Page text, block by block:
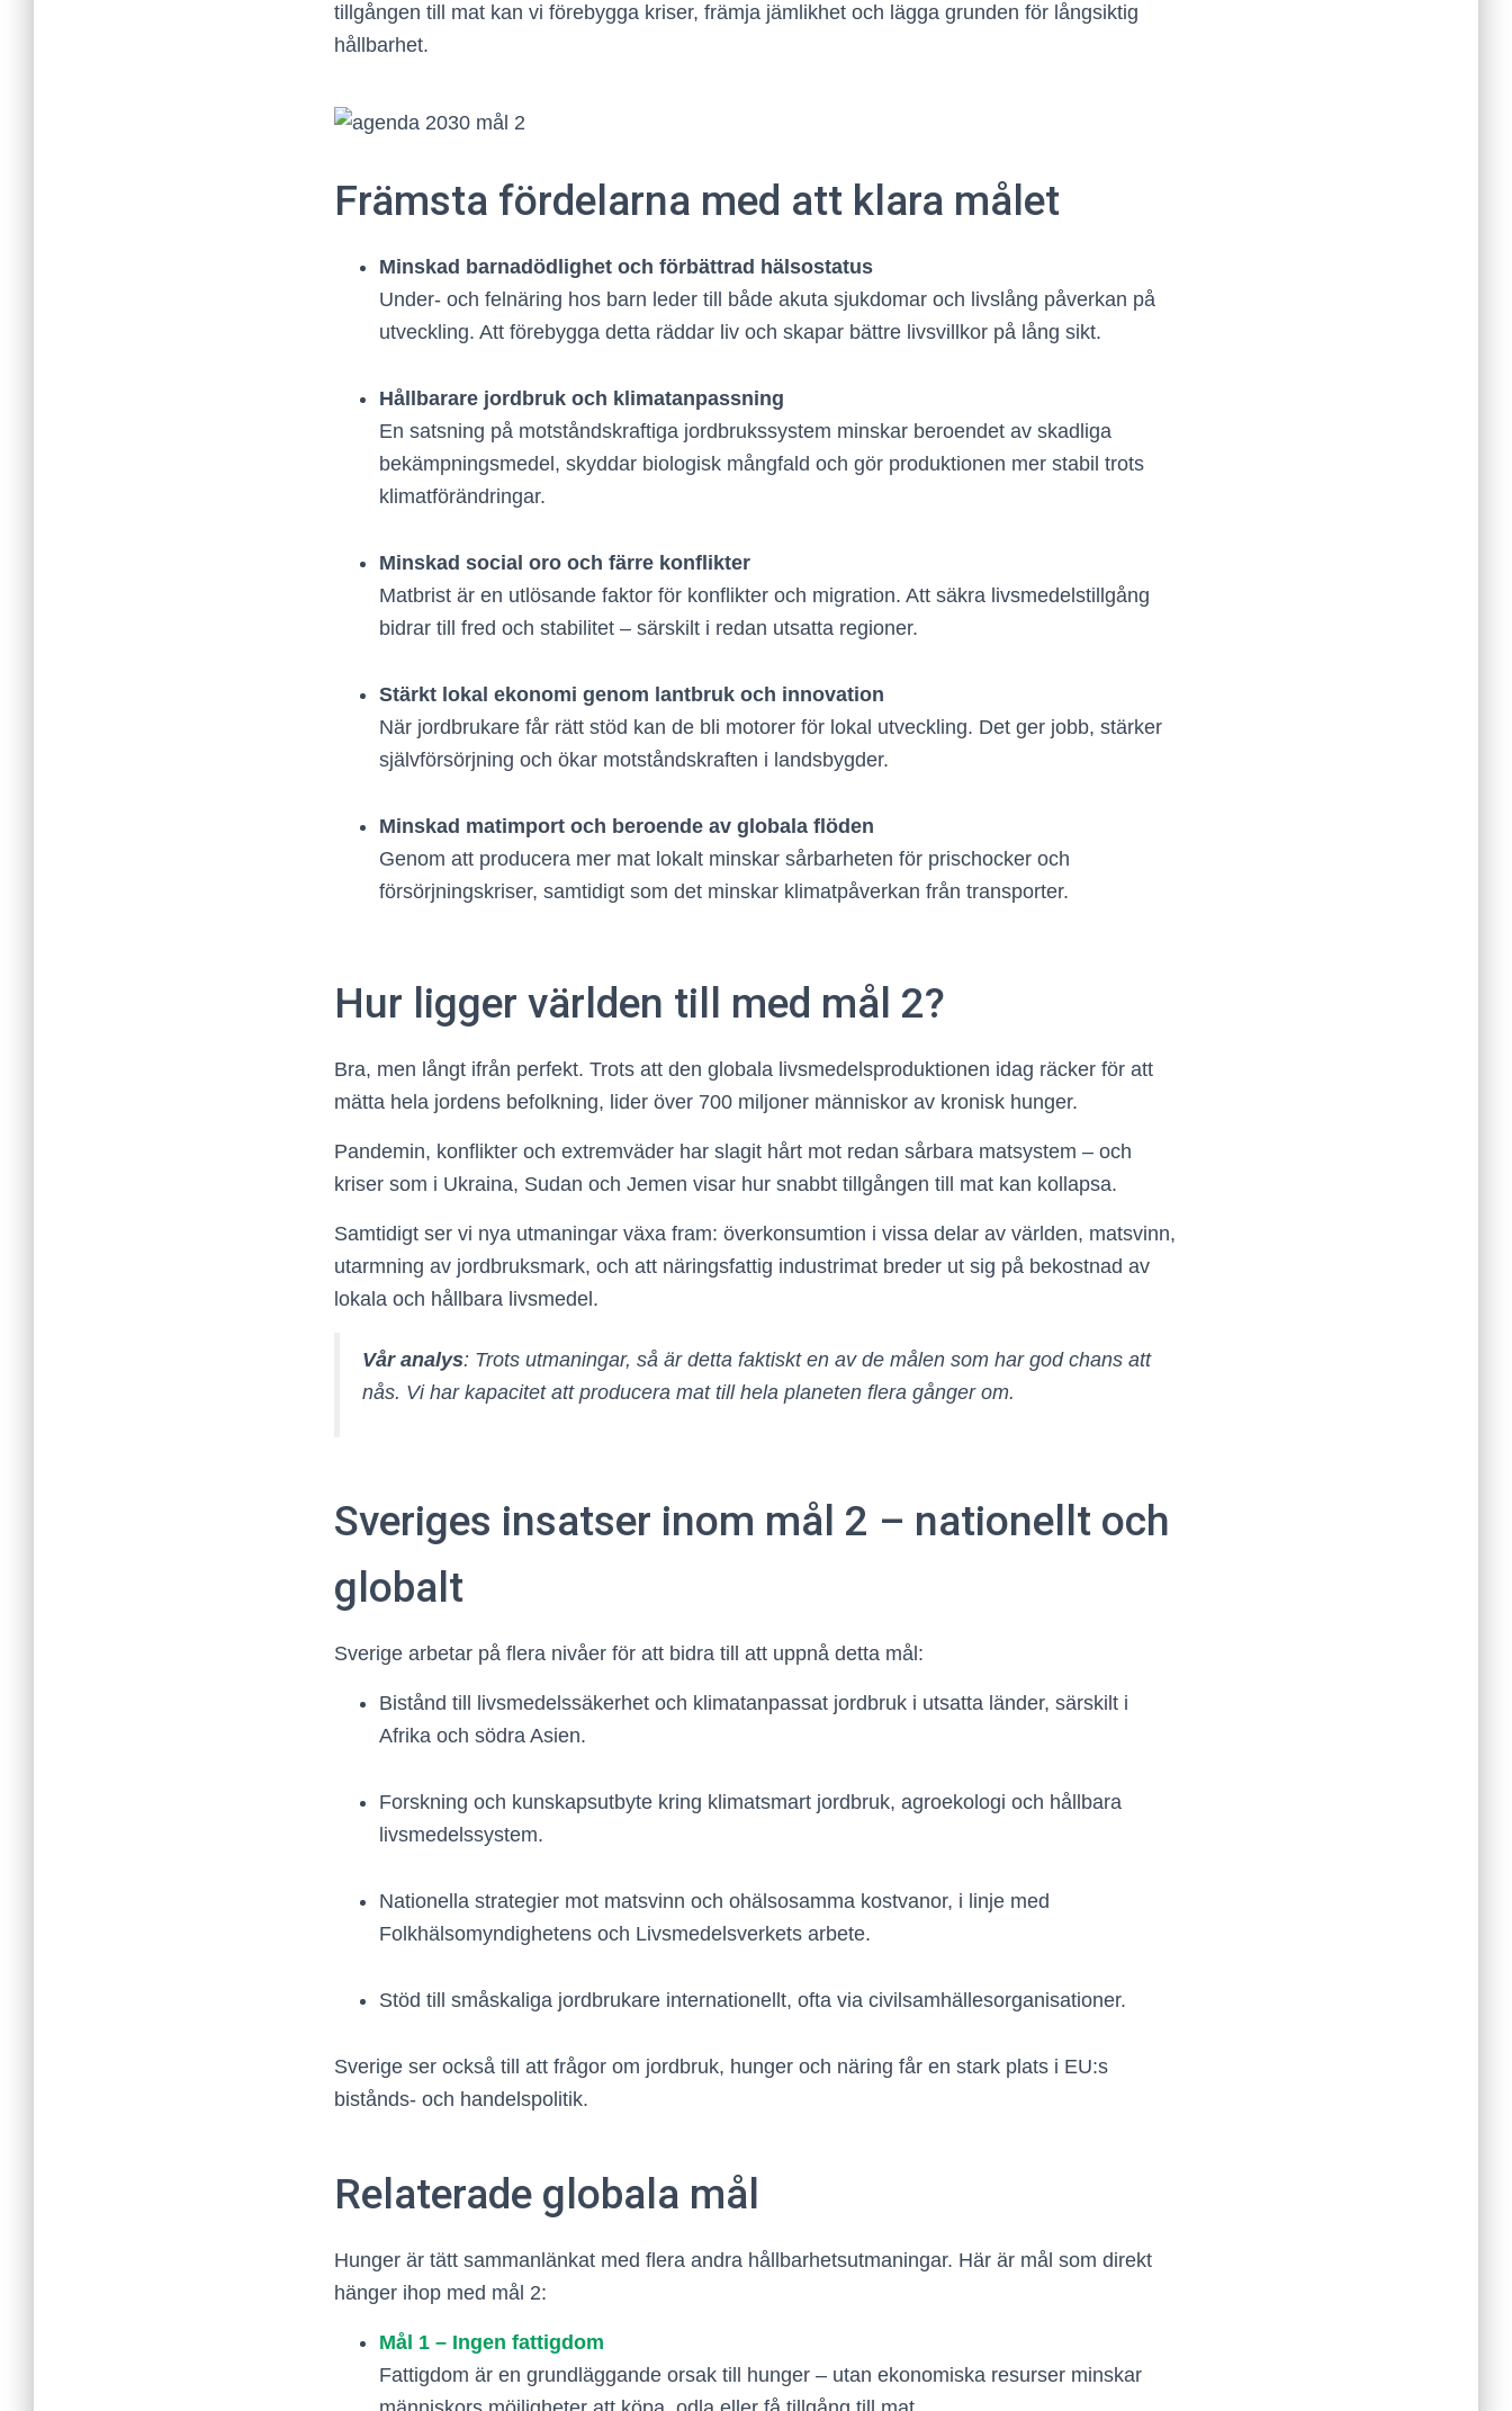
tillgången till mat kan vi förebygga kriser, främja jämlikhet och lägga grunden för långsiktig
hållbarhet.
Främsta fördelarna med att klara målet
Minskad barnadödlighet och förbättrad hälsostatus
Under- och felnäring hos barn leder till både akuta sjukdomar och livslång påverkan på
utveckling. Att förebygga detta räddar liv och skapar bättre livsvillkor på lång sikt.
Hållbarare jordbruk och klimatanpassning
En satsning på motståndskraftiga jordbrukssystem minskar beroendet av skadliga
bekämpningsmedel, skyddar biologisk mångfald och gör produktionen mer stabil trots
klimatförändringar.
Minskad social oro och färre konflikter
Matbrist är en utlösande faktor för konflikter och migration. Att säkra livsmedelstillgång
bidrar till fred och stabilitet – särskilt i redan utsatta regioner.
Stärkt lokal ekonomi genom lantbruk och innovation
När jordbrukare får rätt stöd kan de bli motorer för lokal utveckling. Det ger jobb, stärker
självförsörjning och ökar motståndskraften i landsbygder.
Minskad matimport och beroende av globala flöden
Genom att producera mer mat lokalt minskar sårbarheten för prischocker och
försörjningskriser, samtidigt som det minskar klimatpåverkan från transporter.
Hur ligger världen till med mål 2?
Bra, men långt ifrån perfekt. Trots att den globala livsmedelsproduktionen idag räcker för att
mätta hela jordens befolkning, lider över 700 miljoner människor av kronisk hunger.
Pandemin, konflikter och extremväder har slagit hårt mot redan sårbara matsystem – och
kriser som i Ukraina, Sudan och Jemen visar hur snabbt tillgången till mat kan kollapsa.
Samtidigt ser vi nya utmaningar växa fram: överkonsumtion i vissa delar av världen, matsvinn,
utarmning av jordbruksmark, och att näringsfattig industrimat breder ut sig på bekostnad av
lokala och hållbara livsmedel.
Vår analys: Trots utmaningar, så är detta faktiskt en av de målen som har god chans att
nås. Vi har kapacitet att producera mat till hela planeten flera gånger om.
Sveriges insatser inom mål 2 – nationellt och
globalt
Sverige arbetar på flera nivåer för att bidra till att uppnå detta mål:
Bistånd till livsmedelssäkerhet och klimatanpassat jordbruk i utsatta länder, särskilt i
Afrika och södra Asien.
Forskning och kunskapsutbyte kring klimatsmart jordbruk, agroekologi och hållbara
livsmedelssystem.
Nationella strategier mot matsvinn och ohälsosamma kostvanor, i linje med
Folkhälsomyndighetens och Livsmedelsverkets arbete.
Stöd till småskaliga jordbrukare internationellt, ofta via civilsamhällesorganisationer.
Sverige ser också till att frågor om jordbruk, hunger och näring får en stark plats i EU:s
bistånds- och handelspolitik.
Relaterade globala mål
Hunger är tätt sammanlänkat med flera andra hållbarhetsutmaningar. Här är mål som direkt
hänger ihop med mål 2:
Mål 1 – Ingen fattigdom
Fattigdom är en grundläggande orsak till hunger – utan ekonomiska resurser minskar